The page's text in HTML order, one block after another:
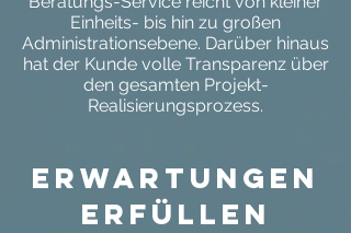
Einheits- bis hin zu großen
Administrationsebene. Darüber hinaus
hat der Kunde volle Transparenz über
den gesamten Projekt-
Realisierungsprozess.
Erwartungen
erfüllen